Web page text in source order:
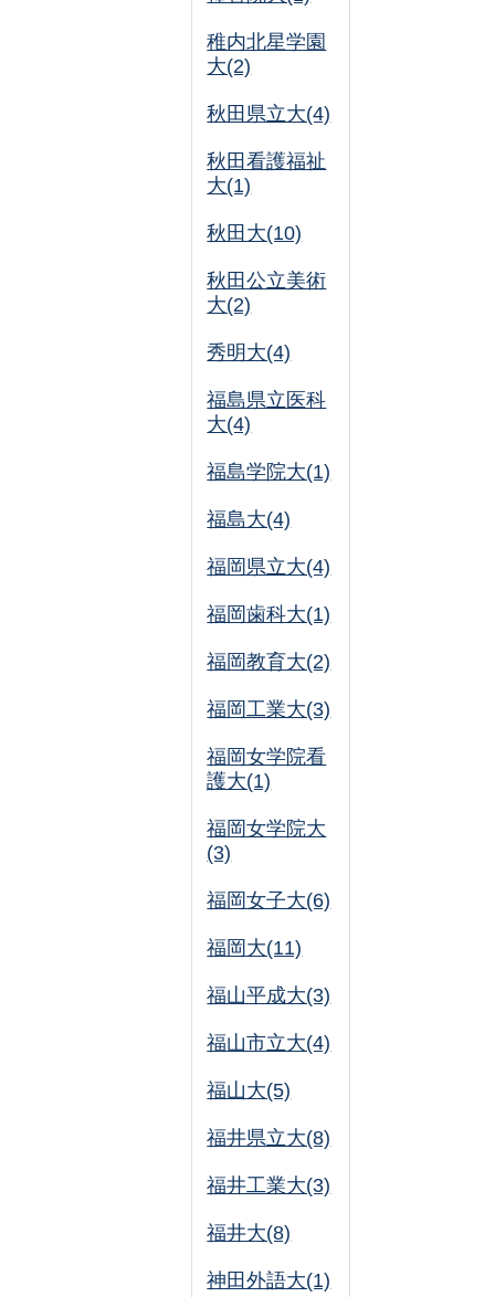
稚内北星学園
大(2)
秋田県立大(4)
秋田看護福祉
大(1)
秋田大(10)
秋田公立美術
大(2)
秀明大(4)
福島県立医科
大(4)
福島学院大(1)
福島大(4)
福岡県立大(4)
福岡歯科大(1)
福岡教育大(2)
福岡工業大(3)
福岡女学院看
護大(1)
福岡女学院大
(3)
福岡女子大(6)
福岡大(11)
福山平成大(3)
福山市立大(4)
福山大(5)
福井県立大(8)
福井工業大(3)
福井大(8)
神田外語大(1)